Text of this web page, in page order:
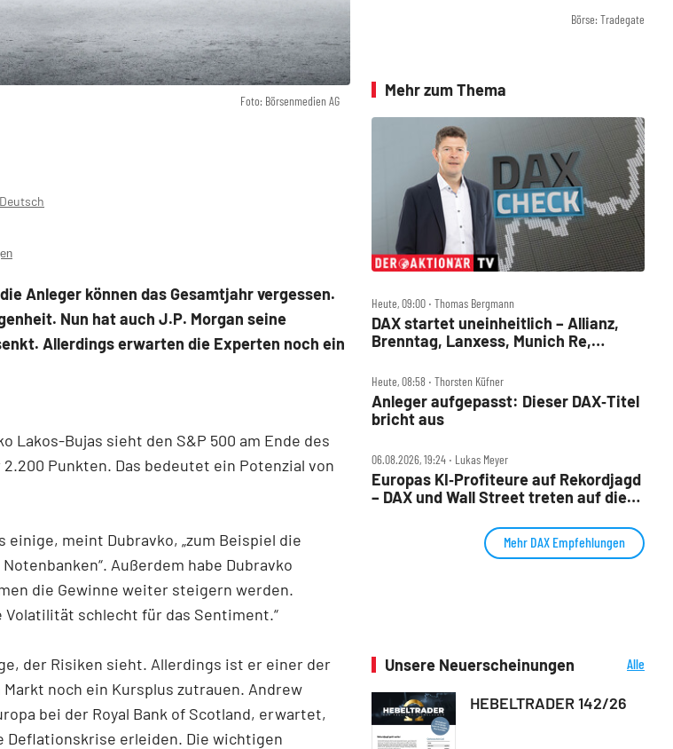
Foto: Börsenmedien AG
Anleger können das Gesamtjahr vergessen.
Nun hat auch J.P. Morgan seine
Allerdings erwarten die Experten noch ein
Lakos-Bujas sieht den S&P 500 am Ende des
Punkten. Das bedeutet ein Potenzial von
einige, meint Dubravko, „zum Beispiel die
Außerdem habe Dubravko
die Gewinne weiter steigern werden.
Volatilität schlecht für das Sentiment.“
der Risiken sieht. Allerdings ist er einer der
noch ein Kursplus zutrauen. Andrew
bei der Royal Bank of Scotland, erwartet,
Deflationskrise erleiden. Die wichtigen
Börse: Tradegate
Mehr zum Thema
Heute, 09:00 ‧ Thomas Bergmann
DAX startet uneinheitlich – Allianz,
Brenntag, Lanxess, Munich Re,
Heute, 08:58 ‧ Thorsten Küfner
Anleger aufgepasst: Dieser DAX‑Titel
bricht aus
06.08.2026, 19:24 ‧ Lukas Meyer
Europas KI‑Profiteure auf Rekordjagd
– DAX und Wall Street treten auf die
Mehr DAX Empfehlungen
Unsere Neuerscheinungen
Alle
HEBELTRADER 142/26